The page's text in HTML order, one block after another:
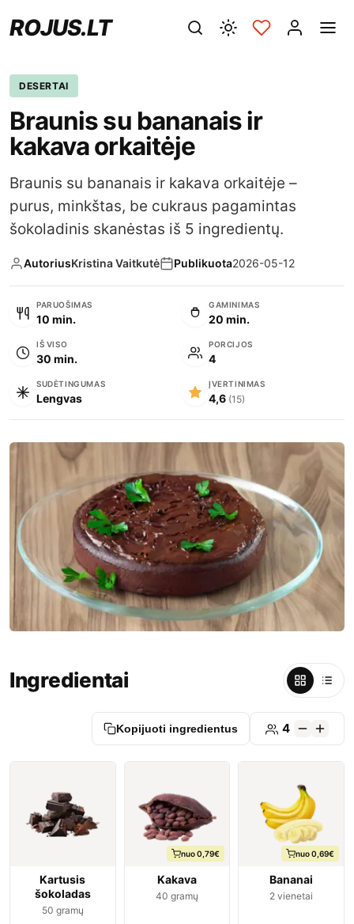
ROJUS.LT
DESERTAI
Braunis su bananais ir
kakava orkaitėje
Braunis su bananais ir kakava orkaitėje –
purus, minkštas, be cukraus pagamintas
šokoladinis skanėstas iš 5 ingredientų.
AutoriusKristina Vaitkutė Publikuota2026-05-12
PARUOŠIMAS
10 min.
GAMINIMAS
20 min.
IŠ VISO
30 min.
PORCIJOS
4
SUDĖTINGUMAS
Lengvas
ĮVERTINIMAS
4,6 (15)
Ingredientai
Kopijuoti ingredientus 4
Kartusis
šokoladas
50 gramų
nuo 0,79€
Kakava
40 gramų
nuo 0,69€
Bananai
2 vienetai